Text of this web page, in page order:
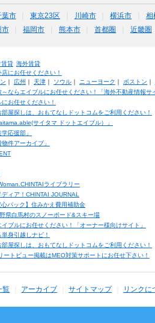
葉市 東京23区 川崎市 横浜市 相
市 福岡市 熊本市 首都圏 近畿圏
賃貸 海外賃貸
にお任せください！
｜ 広州 ｜ 天津｜ ソウル｜ ニューヨーク ｜ ボストン ｜
ならエイブルにお任せください！「海外不動産情報サ
お任せください！
屋探しは、おもてなしドットコムをご利用ください！
サイタマ ドットエイブル）」
応援部」
件アーカイブ」
ライブラリー
ィア！CHINTAI JOURNAL
パック】住みかえ費用補助金
県白馬村のスノーボード&スキー場
ブルにお任せください！「オーナー様向けサイト」
身引越しナビ！
屋探しは、おもてなしドットコムをご利用ください！
トビュー掲載はMEO対策サポートにお任せ下さい！
覧 アーカイブ サイトマップ リンクに